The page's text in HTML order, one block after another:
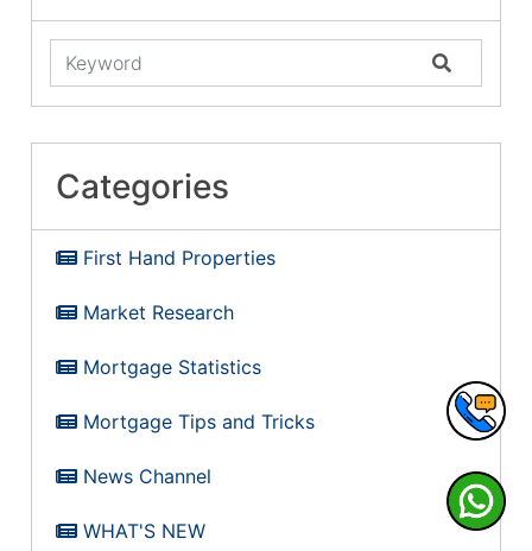
Categories
First Hand Properties
Market Research
Mortgage Statistics
Mortgage Tips and Tricks
News Channel
WHAT'S NEW